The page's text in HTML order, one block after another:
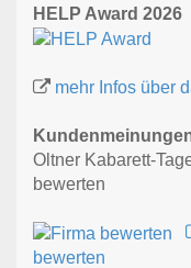
HELP Award 2026
mehr Infos über
Oltner Kabarett-
bewerten
bewerten